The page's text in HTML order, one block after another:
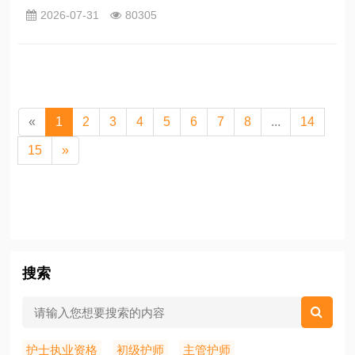
入门不迷茫。
2026-07-31 80305
« 1 2 3 4 5 6 7 8 ... 14
15 »
搜索
护士执业资格 初级护师 主管护师